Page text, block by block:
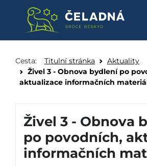
Cesta: Titulní stránka
Aktuality
Živel 3 - Obnova bydlení po
aktualizace informačních
Živel 3 - Obnova
po povodních,
informačních